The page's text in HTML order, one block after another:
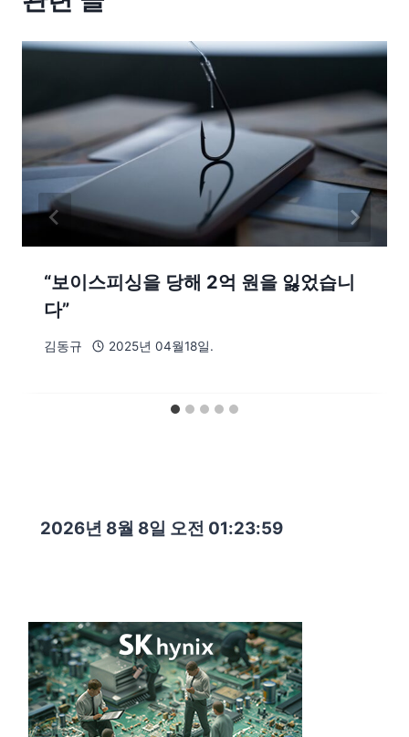
“보이스피싱을 당해 2억 원을 잃었습니
다”
김동규 2025년 04월18일.
2026년 8월 8일 오전 01:24:01